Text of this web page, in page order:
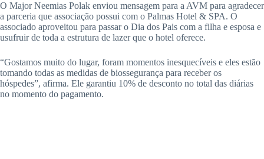
O Major Neemias Polak enviou mensagem para a AVM para agradecer
a parceria que associação possui com o Palmas Hotel & SPA. O
associado aproveitou para passar o Dia dos Pais com a filha e esposa e
usufruir de toda a estrutura de lazer que o hotel oferece.
“Gostamos muito do lugar, foram momentos inesquecíveis e eles estão
tomando todas as medidas de biossegurança para receber os
hóspedes”, afirma. Ele garantiu 10% de desconto no total das diárias
no momento do pagamento.